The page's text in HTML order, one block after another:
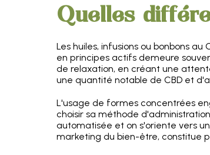
Quelles
Les huiles, infusions ou bonbons
en principes actifs demeure
de relaxation, en créant une
une quantité notable de CBD et
L'usage de formes concentrées
choisir sa méthode
automatisée et on s'oriente vers
marketing du bien-être, constitue